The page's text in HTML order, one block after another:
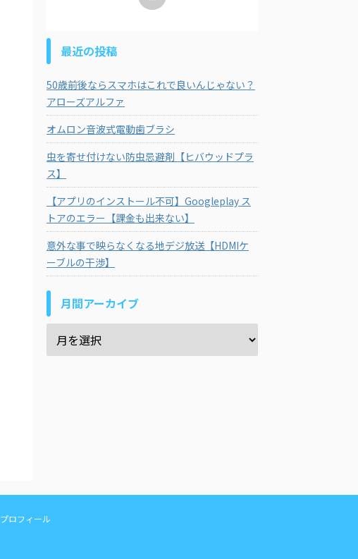
最近の投稿
50歳前後ならスマホはこれで良いんじゃない？
アローズアルファ
オムロン音波式電動歯ブラシ
虫を寄せ付けない防虫忌避剤【ヒバウッドプラ
ス】
【アプリのインストール不可】Googleplay ス
トアのエラー【課金も出来ない】
意外な事で映らなくなる地デジ放送【HDMIケ
ーブルの干渉】
月間アーカイブ
プロフィール